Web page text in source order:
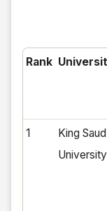
Rank
1
King Saud
University